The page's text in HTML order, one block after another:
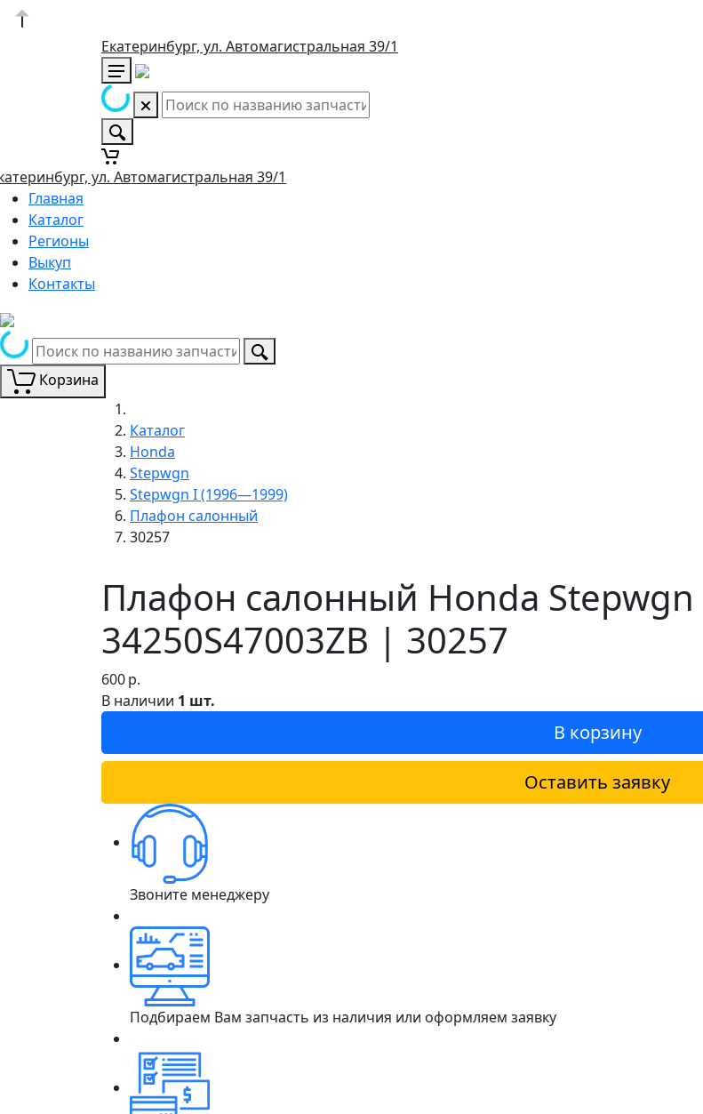
Екатеринбург, ул. Автомагистральная 39/1
ул. Автомагистральная 39/1
Главная
Каталог
Регионы
Выкуп
Контакты
Корзина
Каталог
Honda
Stepwgn
Stepwgn I (1996—1999)
Плафон салонный
30257
Плафон салонный Honda
34250S47003ZB | 30257
600р.
В наличии 1 шт.
В корзину
Оставить заявку
Звоните менеджеру
Подбираем Вам запчасть из наличия или оформляем заявку